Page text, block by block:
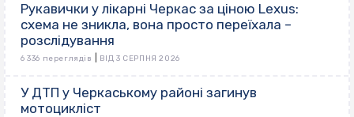
Рукавички у лікарні Черкас за ціною Lexus:
схема не зникла, вона просто переїхала –
розслідування
6 336 переглядів ВІД 3 СЕРПНЯ 2026
У ДТП у Черкаському районі загинув
мотоцикліст